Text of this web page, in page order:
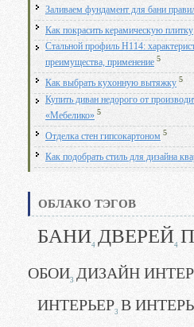
Заливаем фундамент для бани
Как покрасить керамическую плитку
Стальной профиль Н114:
преимущества, применение 5
Как выбрать кухонную вытяжку 5
Купить диван недорого от
«Мебелико» 5
Отделка стен гипсокартоном 5
Как подобрать стиль для дизайна
ОБЛАКО ТЭГОВ
БАНИ4 ДВЕРЕЙ4
ОБОИ3 ДИЗАЙН
ИНТЕРЬЕР3 В